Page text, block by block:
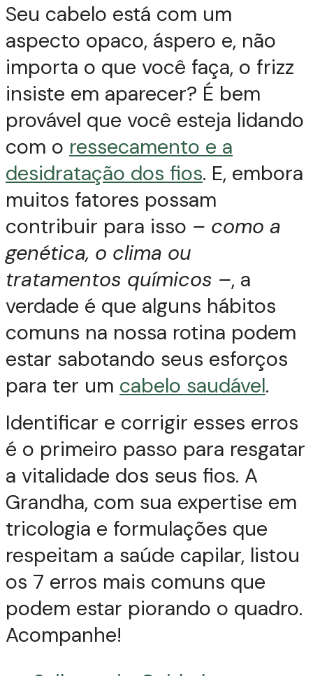
Seu cabelo está com um
aspecto opaco, áspero e, não
importa o que você faça, o frizz
insiste em aparecer? É bem
provável que você esteja lidando
com o ressecamento e a
desidratação dos fios. E, embora
muitos fatores possam
contribuir para isso – como a
genética, o clima ou
tratamentos químicos –, a
verdade é que alguns hábitos
comuns na nossa rotina podem
estar sabotando seus esforços
para ter um cabelo saudável.
Identificar e corrigir esses erros
é o primeiro passo para resgatar
a vitalidade dos seus fios. A
Grandha, com sua expertise em
tricologia e formulações que
respeitam a saúde capilar, listou
os 7 erros mais comuns que
podem estar piorando o quadro.
Acompanhe!